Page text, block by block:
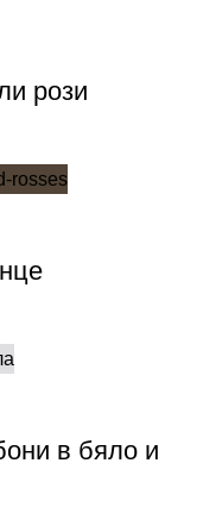
рози
в бяло и